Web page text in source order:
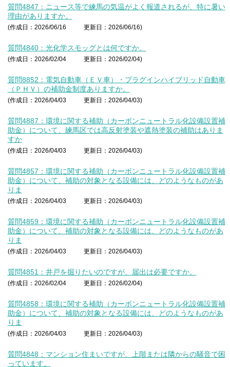
質問4847：ニュース等で練馬の気温がよく報道されるが、特に暑い
理由がありますか。
(作成日：2026/06/16 更新日：2026/06/16)
質問4840：光化学スモッグとは何ですか。
(作成日：2026/02/04 更新日：2026/02/04)
質問8852：電気自動車（ＥＶ車）・プラグインハイブリッド自動車
（ＰＨＶ）の補助金制度ありますか。
(作成日：2026/04/03 更新日：2026/04/03)
質問4887：環境に関する補助（カーボンニュートラル化設備設置補
助金）について、練馬区では高反射塗装や遮熱塗装の補助はありま
すか
(作成日：2026/04/03 更新日：2026/04/03)
質問4857：環境に関する補助（カーボンニュートラル化設備設置補
助金）について、補助の対象となる設備には、どのようなものがあ
りま
(作成日：2026/04/03 更新日：2026/04/03)
質問4859：環境に関する補助（カーボンニュートラル化設備設置補
助金）について、補助の対象となる設備には、どのようなものがあ
りま
(作成日：2026/04/03 更新日：2026/04/03)
質問4851：井戸を掘りたいのですが、届出は必要ですか。
(作成日：2026/02/04 更新日：2026/02/04)
質問4858：環境に関する補助（カーボンニュートラル化設備設置補
助金）について、補助の対象となる設備には、どのようなものがあ
りま
(作成日：2026/04/03 更新日：2026/04/03)
質問4848：マンション住まいですが、上階または隣からの騒音で困
っています。